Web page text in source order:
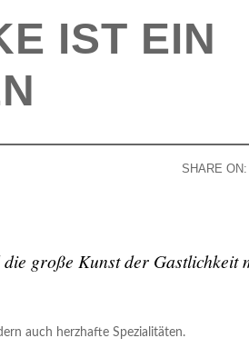
DIE PERFEKTE
IST EIN
SHARE ON:
große Kunst der Gastlichkeit
auch herzhafte Spezialitäten.